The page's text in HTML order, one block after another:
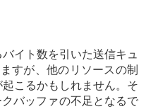
イト数を引いた送信キュ
すが、他のリソースの制
こるかもしれません。そ
バッファの不足となるで